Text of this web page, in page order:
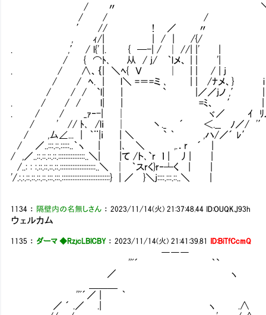
/ 〃
/ / /
′ // ! ／ 〃
, ｨ/| | / | /{/
. ,′ / l{' |. { ─-| / │ //| |' |
/ { ⌒ﾄ､ 从 / j/ ｀lメ、 | |
. / ∧、｛| ＼ﾍ{ Ｖ │ | | / | j } ! よ
/ / ﾍ. | l＼ =＝=ミ ､ | | /ﾅメ、}
/ / / `l| | ` |／／jノ ,′ | ′/ 私はアンゼロ
. / / / l| | =ﾐ、 ′ |
. / / _ｧ‐-| │ ヾ／ ｲ ﾘ
/ ' // ﾄ､ /lｉ │ 丶._ ´ ＜.__ ﾉ／/
/ ,厶∠... | ｀¨|ｉ | ＼ ` ｀ ,ハ/／´ ﾚ′
/ ／..:::.::.:::::..｀ヽ | |､ ＼ ,.．r ´ |
/ ,／..::.::.::.::.:::::::::::::::..＼| |て /ト､`r ｌ | 丿| |
/..: : :.::.::.::.::.::::::::::::::::::::..＼ │ ｀スrく}r‐┴く | |
'/.:.:.::.::.::.::.:::.:::.:::::::::::::::::::::::::::} | ／ }＼j::::.:::.::..＼ |
1134 ： 隔壁内の名無しさん ：2023/11/14(火) 21:37:48.44 ID:OUQKJ93h
ウェルカム
1135 ： ダーマ ◆RzjcLBlCBY：2023/11/14(火) 21:41:39.81 ID:BiTfCcmQ
―――
''ﾞ´ ｀`
／ ヽ
''ﾞ´／ | ｀
／ ´ .／ .| ヽ .∧